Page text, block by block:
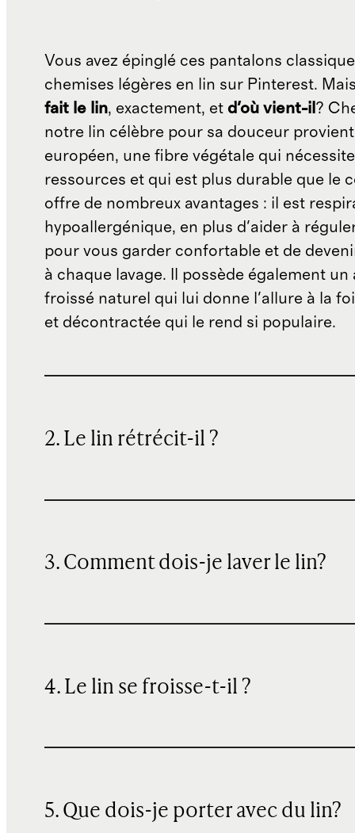
Vous avez épinglé ces pantalons
chemises légères en lin sur Pinterest.
fait le lin, exactement, et d'où vient-il ?
notre lin célèbre pour sa douceur
européen, une fibre végétale qui
ressources et qui est plus durable que le
offre de nombreux avantages : il est
hypoallergénique, en plus d'aider à
pour vous garder confortable et de
à chaque lavage. Il possède également un
froissé naturel qui lui donne l'allure à la
et décontractée qui le rend si populaire.
2. Le lin rétrécit-il ?
3. Comment dois-je laver le lin?
4. Le lin se froisse-t-il ?
5. Que dois-je porter avec du lin?